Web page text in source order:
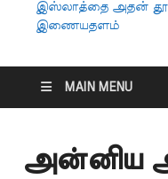
இஸ்லாத்தை அதன் தூய
இணையதளம்
MAIN MENU